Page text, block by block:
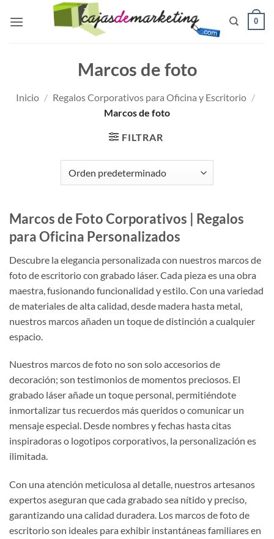
0
Marcos de foto
Inicio / Regalos Corporativos para Oficina y Escritorio /
Marcos de foto
FILTRAR
Marcos de Foto Corporativos | Regalos
para Oficina Personalizados
Descubre la elegancia personalizada con nuestros marcos de
foto de escritorio con grabado láser. Cada pieza es una obra
maestra, fusionando funcionalidad y estilo. Con una variedad
de materiales de alta calidad, desde madera hasta metal,
nuestros marcos añaden un toque de distinción a cualquier
espacio.
Nuestros marcos de foto no son solo accesorios de
decoración; son testimonios de momentos preciosos. El
grabado láser añade un toque personal, permitiéndote
inmortalizar tus recuerdos más queridos o comunicar un
mensaje especial. Desde nombres y fechas hasta citas
inspiradoras o logotipos corporativos, la personalización es
ilimitada.
Con una atención meticulosa al detalle, nuestros artesanos
expertos aseguran que cada grabado sea nítido y preciso,
garantizando una calidad duradera. Los marcos de foto de
escritorio son ideales para exhibir instantáneas familiares en